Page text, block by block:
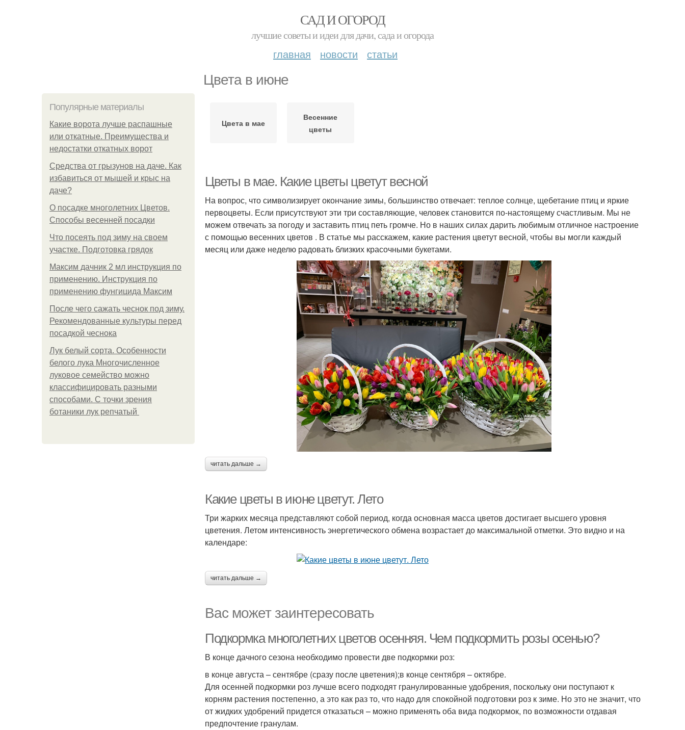
САД И ОГОРОД
лучшие советы и идеи для дачи, сада и огорода
главная новости статьи
Цвета в июне
Популярные материалы
Какие ворота лучше распашные
или откатные. Преимущества и
недостатки откатных ворот
Средства от грызунов на даче. Как
избавиться от мышей и крыс на
даче?
О посадке многолетних Цветов.
Способы весенней посадки
Что посеять под зиму на своем
участке. Подготовка грядок
Максим дачник 2 мл инструкция по
применению. Инструкция по
применению фунгицида Максим
После чего сажать чеснок под зиму.
Рекомендованные культуры перед
посадкой чеснока
Лук белый сорта. Особенности
белого лука Многочисленное
луковое семейство можно
классифицировать разными
способами. С точки зрения
ботаники лук репчатый
Цвета в мае
Весенние
цветы
Цветы в мае. Какие цветы цветут весной
На вопрос, что символизирует окончание зимы, большинство отвечает: теплое солнце, щебетание птиц и яркие
первоцветы. Если присутствуют эти три составляющие, человек становится по-настоящему счастливым. Мы не
можем отвечать за погоду и заставить птиц петь громче. Но в наших силах дарить любимым отличное настроение
с помощью весенних цветов . В статье мы расскажем, какие растения цветут весной, чтобы вы могли каждый
месяц или даже неделю радовать близких красочными букетами.
читать дальше →
Какие цветы в июне цветут. Лето
Три жарких месяца представляют собой период, когда основная масса цветов достигает высшего уровня
цветения. Летом интенсивность энергетического обмена возрастает до максимальной отметки. Это видно и на
календаре:
читать дальше →
Вас может заинтересовать
Подкормка многолетних цветов осенняя. Чем подкормить розы осенью?
В конце дачного сезона необходимо провести две подкормки роз:
в конце августа – сентябре (сразу после цветения);в конце сентября – октябре.
Для осенней подкормки роз лучше всего подходят гранулированные удобрения, поскольку они поступают к
корням растения постепенно, а это как раз то, что надо для спокойной подготовки роз к зиме. Но это не значит, что
от жидких удобрений придется отказаться – можно применять оба вида подкормок, по возможности отдавая
предпочтение гранулам.